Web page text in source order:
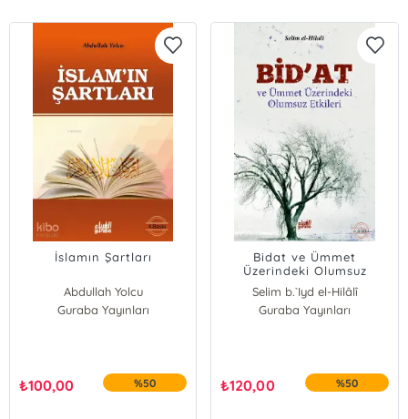
İslamın Şartları
Abdullah Yolcu
Guraba Yayınları
₺100,00 %50
Bidat ve Ümmet
Üzerindeki Olumsuz
Etkileri
Selim b.`Iyd el-Hilâlî
Guraba Yayınları
₺120,00 %50